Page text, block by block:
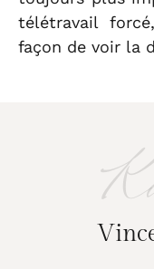
télétravail
façon de voir la